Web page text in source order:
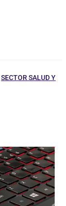
SECTOR SALUD Y